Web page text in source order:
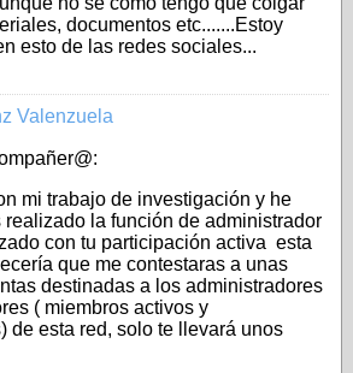
documentos etc.......Estoy
esto de las redes sociales...
Valenzuela
mi trabajo de investigación y he
realizado la función de administrador
con tu participación activa esta
que me contestaras a unas
destinadas a los administradores
( miembros activos y
de esta red, solo te llevará unos